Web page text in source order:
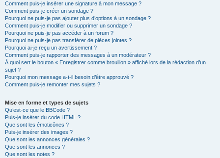
Comment puis-je insérer une signature à mon message ?
Comment puis-je créer un sondage ?
Pourquoi ne puis-je pas ajouter plus d’options à un sondage ?
Comment puis-je modifier ou supprimer un sondage ?
Pourquoi ne puis-je pas accéder à un forum ?
Pourquoi ne puis-je pas transférer de pièces jointes ?
Pourquoi ai-je reçu un avertissement ?
Comment puis-je rapporter des messages à un modérateur ?
À quoi sert le bouton « Enregistrer comme brouillon » affiché lors de la rédaction d’un
sujet ?
Pourquoi mon message a-t-il besoin d’être approuvé ?
Comment puis-je remonter mes sujets ?
Mise en forme et types de sujets
Qu’est-ce que le BBCode ?
Puis-je insérer du code HTML ?
Que sont les émoticônes ?
Puis-je insérer des images ?
Que sont les annonces générales ?
Que sont les annonces ?
Que sont les notes ?